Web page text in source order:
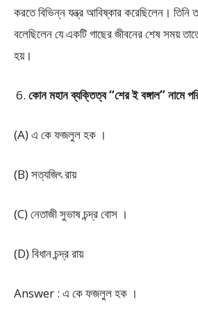
করতে বিভিন্ন যন্ত্র আবিষ্কার করেছিলেন। তিনি
বলেছিলেন যে একটি গাছের জীবনের শেষ সময়
হয়।
কোন মহান ব্যক্তিত্ব “শের ই বঙ্গাল” নামে
(A) এ কে ফজলুল হক ।
(B) সত্যজিৎ রায়
(C) নেতাজী সুভাষ চন্দ্র বোস ।
(D) বিধান চন্দ্র রায়
Answer : এ কে ফজলুল হক ।